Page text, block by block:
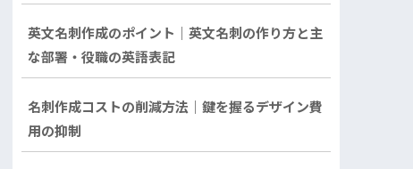
英文名刺作成のポイント｜英文名刺の作り方と主
な部署・役職の英語表記
名刺作成コストの削減方法｜鍵を握るデザイン費
用の抑制